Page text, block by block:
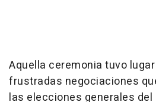
Aquella ceremonia tuvo
frustradas negociaciones
las elecciones generales del